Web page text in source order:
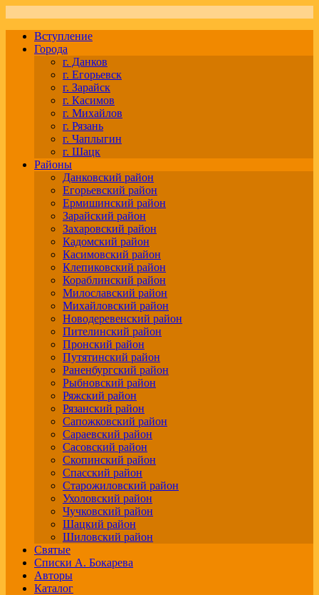
Вступление
Города
г. Данков
г. Егорьевск
г. Зарайск
г. Касимов
г. Михайлов
г. Рязань
г. Чаплыгин
г. Шацк
Районы
Данковский район
Егорьевский район
Ермишинский район
Зарайский район
Захаровский район
Кадомский район
Касимовский район
Клепиковский район
Кораблинский район
Милославский район
Михайловский район
Новодеревенский район
Пителинский район
Пронский район
Путятинский район
Раненбургский район
Рыбновский район
Ряжский район
Рязанский район
Сапожковский район
Сараевский район
Сасовский район
Скопинский район
Спасский район
Старожиловский район
Ухоловский район
Чучковский район
Шацкий район
Шиловский район
Святые
Списки А. Бокарева
Авторы
Каталог